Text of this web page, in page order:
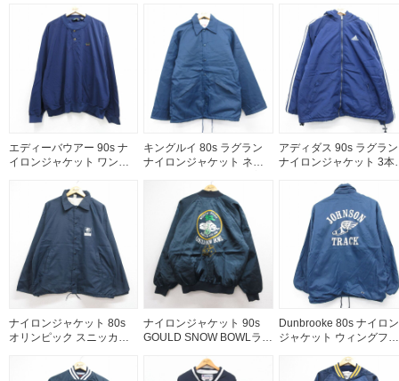
サイズ Vネック USA製 レ
ッド 26aug05
相当 | 古着
エディーバウアー 90s ナ
イロンジャケット ワンポ
ズXL相当 | 古着
キングルイ 80s ラグラン
ナイロンジャケット ネイ
アディダス 90s ラグラン
ナイロンジャケット 3本
ナイロンジャケット 80s
オリンピック スニッカー
ズXL相当 | 古着
ナイロンジャケット 90s
GOULD SNOW BOWLラグ
Dunbrooke 80s ナイロン
ジャケット ウィングフッ